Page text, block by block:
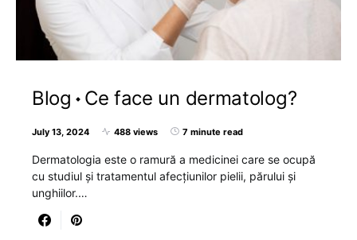
Blog Ce face un dermatolog?
July 13, 2024 488 views 7 minute read
Dermatologia este o ramură a medicinei care se ocupă
cu studiul și tratamentul afecțiunilor pielii, părului și
unghiilor.…